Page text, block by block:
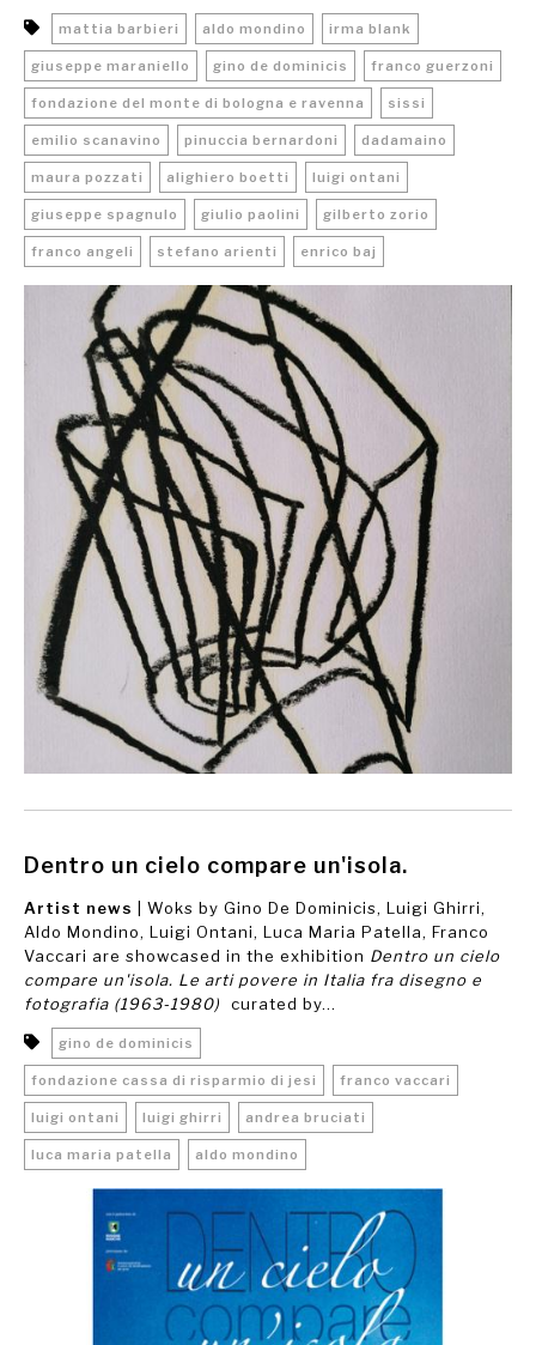
mattia barbieri aldo mondino irma blank
giuseppe maraniello gino de dominicis franco guerzoni
fondazione del monte di bologna e ravenna sissi
emilio scanavino pinuccia bernardoni dadamaino
maura pozzati alighiero boetti luigi ontani
giuseppe spagnulo giulio paolini gilberto zorio
franco angeli stefano arienti enrico baj
Dentro un cielo compare un'isola.
Artist news
| Woks by Gino De Dominicis, Luigi Ghirri,
Aldo Mondino, Luigi Ontani, Luca Maria Patella, Franco
Vaccari are showcased in the exhibition Dentro un cielo
compare un'isola. Le arti povere in Italia fra disegno e
fotografia (1963-1980)
curated by...
gino de dominicis
fondazione cassa di risparmio di jesi franco vaccari
luigi ontani luigi ghirri andrea bruciati
luca maria patella aldo mondino